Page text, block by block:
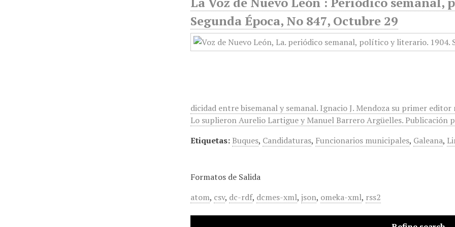
Segunda Época, No 847, Octubre 29
dicidad entre bisemanal y semanal. Ignacio J. Mendoza su primer
Lo suplieron Aurelio Lartigue y Manuel Barrero Argüelles.
Etiquetas: Buques, Candidaturas, Funcionarios municipales, Galeana,
Formatos de Salida
atom, csv, dc-rdf, dcmes-xml,json, omeka-xml, rss2